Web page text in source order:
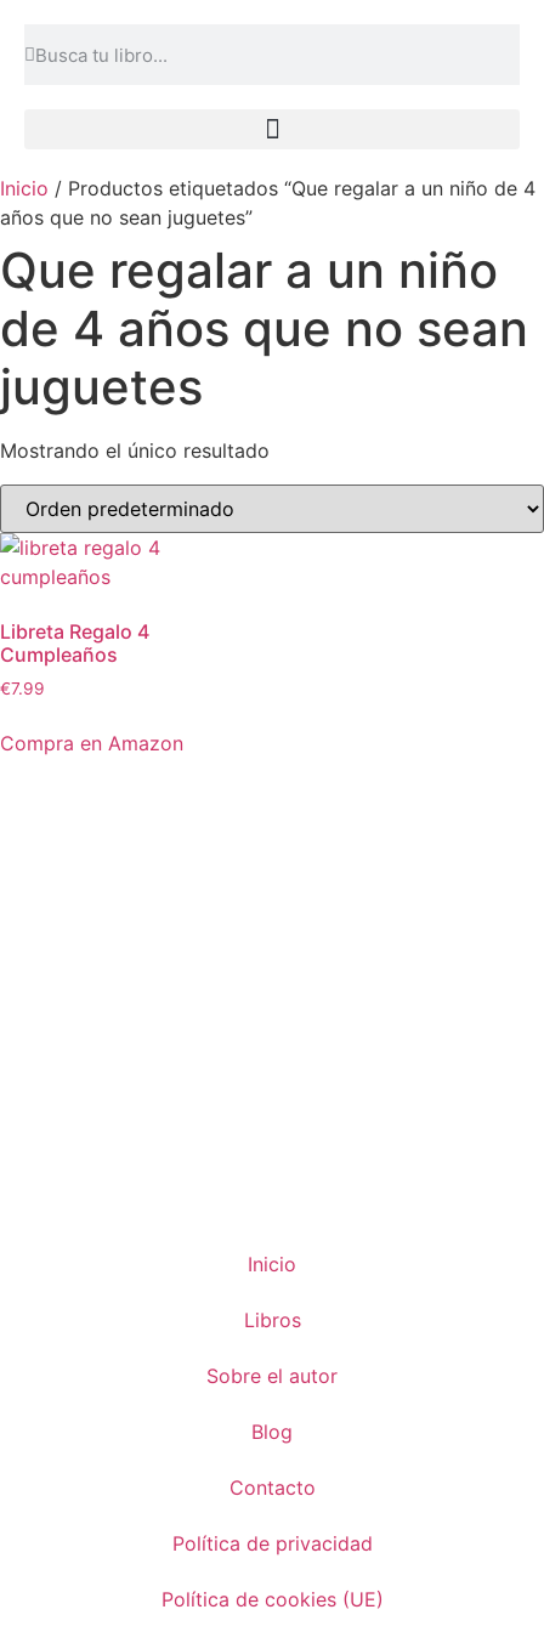
Inicio / Productos etiquetados “Que regalar a un niño de 4
años que no sean juguetes”
Que regalar a un niño
de 4 años que no sean
juguetes
Mostrando el único resultado
Libreta Regalo 4
Cumpleaños
€7.99
Compra en Amazon
Inicio
Libros
Sobre el autor
Blog
Contacto
Política de privacidad
Política de cookies (UE)